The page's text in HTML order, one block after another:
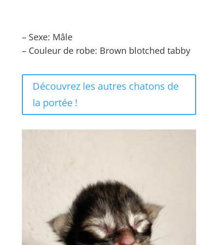
– Sexe: Mâle
– Couleur de robe: Brown blotched tabby
Découvrez les autres chatons de
la portée !